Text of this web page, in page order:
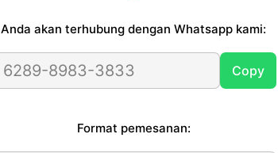
Anda akan terhubung dengan Whatsapp kami:
6289-8983-3833 Copy
Format pemesanan: